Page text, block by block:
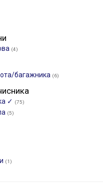
(4)
багажника (6)
✓ (75)
(5)
(1)